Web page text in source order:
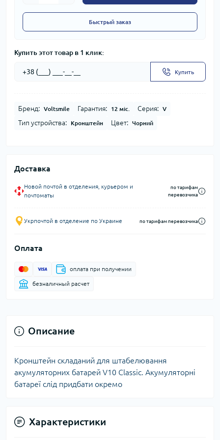
Быстрый заказ
Купить этот товар в 1 клик:
Купить
Бренд: Voltsmile Гарантия: 12 міс. Серия: V
Тип устройства: Кронштейн Цвет: Чорний
Доставка
Новой почтой в отделения, курьером и
почтоматы
по тарифам
перевозчика
Укрпочтой в отделение по Украине по тарифам перевозчика
Оплата
оплата при получении
безналичный расчет
Описание
Кронштейн складаний для штабелювання
акумуляторних батарей V10 Classic. Акумуляторні
батареї слід придбати окремо
Характеристики